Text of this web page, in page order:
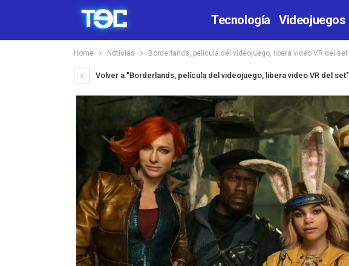
Tecnología Videojuegos
Home Noticias Borderlands, película del videojuego, libera video VR del set
Volver a "Borderlands, película del videojuego, libera video VR del set"